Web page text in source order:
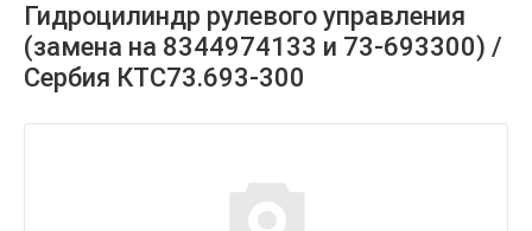
Гидроцилиндр рулевого управления
(замена на 8344974133 и 73-693300) /
Сербия КТС73.693-300